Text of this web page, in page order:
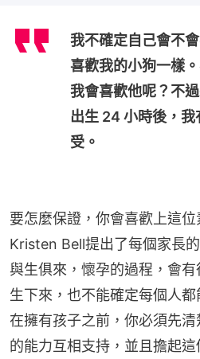
我不確定自己會不
喜歡我的小狗一樣
我會喜歡他呢？不過
出生 24 小時後，我
受。
要怎麼保證，你會喜歡上這位
Kristen Bell提出了每個家長
與生俱來，懷孕的過程，會
生下來，也不能確定每個人
在擁有孩子之前，你必須先
的能力互相支持，並且擔起